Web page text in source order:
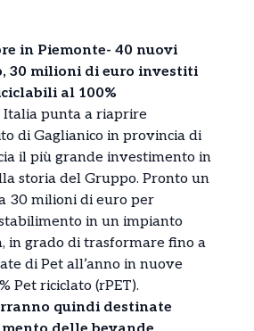
in Piemonte- 40 nuovi
30 milioni di euro investiti
al 100%
Italia punta a riaprire
di Gaglianico in provincia di
il più grande investimento in
storia del Gruppo. Pronto un
30 milioni di euro per
in un impianto
in grado di trasformare fino a
di Pet all’anno in nuove
Pet riciclato (rPET).
quindi destinate